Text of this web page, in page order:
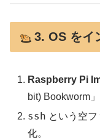
3. OS をイ
Raspberry Pi
bit) Bookworm
ssh という空
化。